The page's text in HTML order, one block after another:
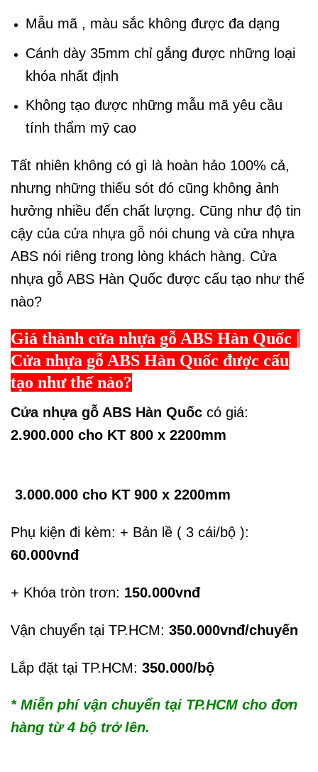
Mẫu mã , màu sắc không được đa dạng
Cánh dày 35mm chỉ gắng được những loại
khóa nhất định
Không tạo được những mẫu mã yêu cầu
tính thẩm mỹ cao
Tất nhiên không có gì là hoàn hảo 100% cả,
nhưng những thiếu sót đó cũng không ảnh
hưởng nhiều đến chất lượng. Cũng như độ tin
cậy của cửa nhựa gỗ nói chung và cửa nhựa
ABS nói riêng trong lòng khách hàng. Cửa
nhựa gỗ ABS Hàn Quốc được cấu tạo như thế
nào?
Giá thành cửa nhựa gỗ ABS Hàn Quốc |
Cửa nhựa gỗ ABS Hàn Quốc được cấu
tạo như thế nào?
Cửa nhựa gỗ ABS Hàn Quốc có giá:
2.900.000 cho KT 800 x 2200mm
3.000.000 cho KT 900 x 2200mm
Phụ kiện đi kèm: + Bản lề ( 3 cái/bộ ):
60.000vnđ
+ Khóa tròn trơn: 150.000vnđ
Vận chuyển tại TP.HCM: 350.000vnđ/chuyến
Lắp đặt tại TP.HCM: 350.000/bộ
* Miễn phí vận chuyển tại TP.HCM cho đơn
hàng từ 4 bộ trở lên.